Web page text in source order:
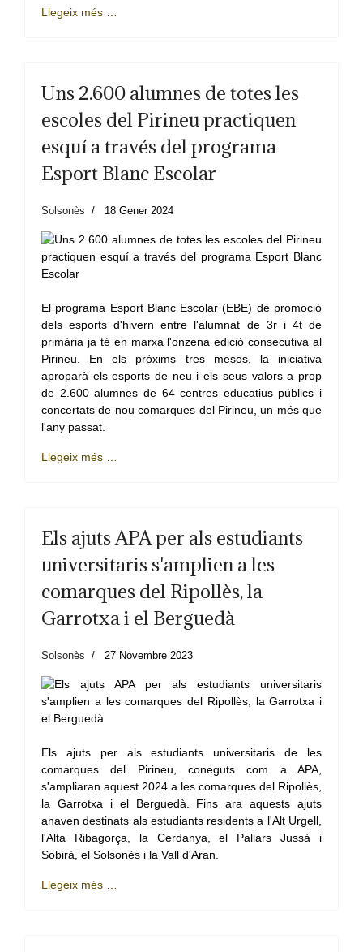
Llegeix més …
Uns 2.600 alumnes de totes les
escoles del Pirineu practiquen
esquí a través del programa
Esport Blanc Escolar
Solsonès 18 Gener 2024
El programa Esport Blanc Escolar (EBE) de promoció
dels esports d'hivern entre l'alumnat de 3r i 4t de
primària ja té en marxa l'onzena edició consecutiva al
Pirineu. En els pròxims tres mesos, la iniciativa
aproparà els esports de neu i els seus valors a prop
de 2.600 alumnes de 64 centres educatius públics i
concertats de nou comarques del Pirineu, un més que
l'any passat.
Llegeix més …
Els ajuts APA per als estudiants
universitaris s'amplien a les
comarques del Ripollès, la
Garrotxa i el Berguedà
Solsonès 27 Novembre 2023
Els ajuts per als estudiants universitaris de les
comarques del Pirineu, coneguts com a APA,
s'ampliaran aquest 2024 a les comarques del Ripollès,
la Garrotxa i el Berguedà. Fins ara aquests ajuts
anaven destinats als estudiants residents a l'Alt Urgell,
l'Alta Ribagorça, la Cerdanya, el Pallars Jussà i
Sobirà, el Solsonès i la Vall d'Aran.
Llegeix més …